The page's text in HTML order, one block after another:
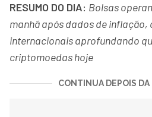
RESUMO DO DIA: Bolsas
manhã após dados de inflação,
internacionais aprofundando
criptomoedas hoje
CONTINUA DEPOIS